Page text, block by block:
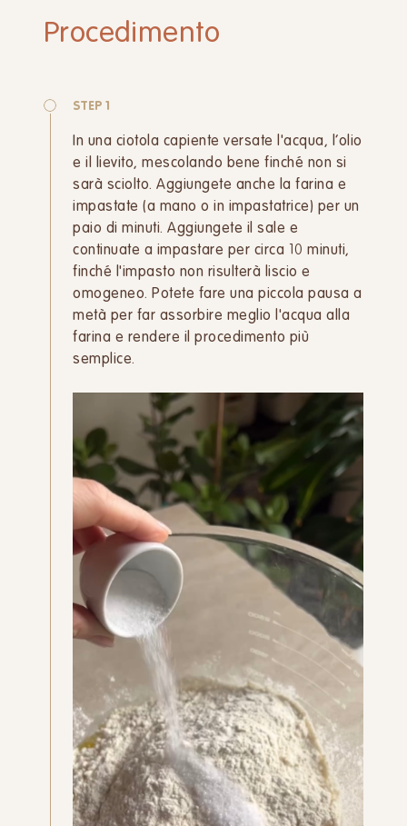
Procedimento
STEP 1
In una ciotola capiente versate l'acqua, l’olio
e il lievito, mescolando bene finché non si
sarà sciolto. Aggiungete anche la farina e
impastate (a mano o in impastatrice) per un
paio di minuti. Aggiungete il sale e
continuate a impastare per circa 10 minuti,
finché l'impasto non risulterà liscio e
omogeneo. Potete fare una piccola pausa a
metà per far assorbire meglio l'acqua alla
farina e rendere il procedimento più
semplice.